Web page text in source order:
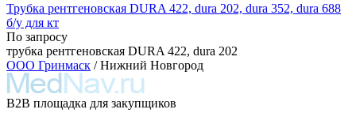
Трубка рентгеновская DURA 422, dura 202, dura 352, dura 688
б/у для кт
По запросу
трубка рентгеновская DURA 422, dura 202
ООО Гринмаск / Нижний Новгород
B2B площадка для закупщиков